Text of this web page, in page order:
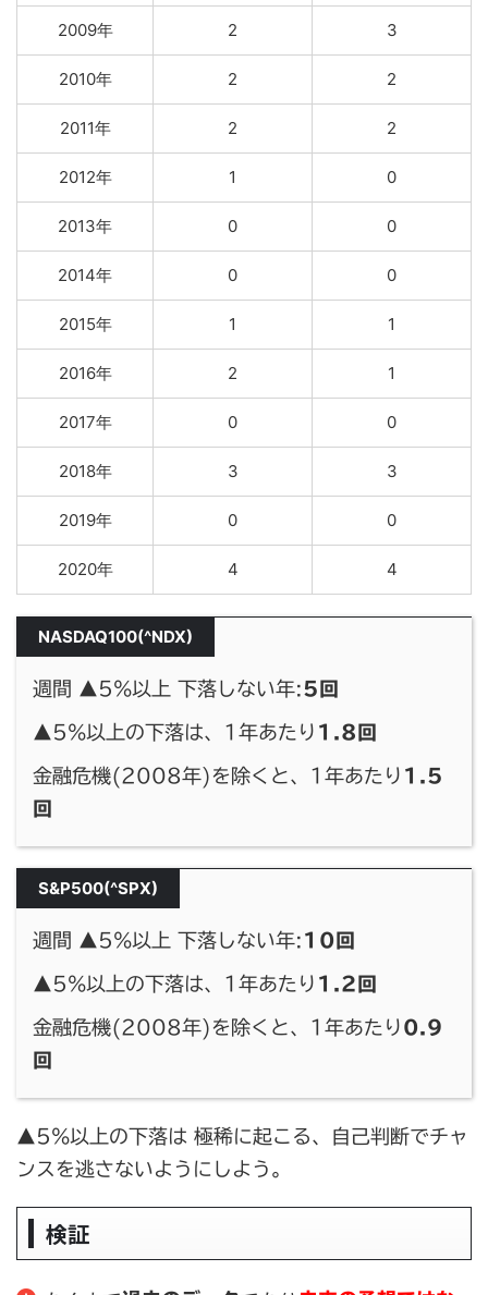
2009年 2 3
2010年 2 2
2011年 2 2
2012年 1 0
2013年 0 0
2014年 0 0
2015年 1 1
2016年 2 1
2017年 0 0
2018年 3 3
2019年 0 0
2020年 4 4
NASDAQ100(^NDX)
週間 ▲5%以上 下落しない年: 5回
▲5%以上の下落は、1年あたり 1.8回
金融危機(2008年)を除くと、1年あたり 1.5
回
S&P500(^SPX)
週間 ▲5%以上 下落しない年: 10回
▲5%以上の下落は、1年あたり 1.2回
金融危機(2008年)を除くと、1年あたり 0.9
回
▲5%以上の下落は 極稀に起こる、自己判断でチャ
ンスを逃さないようにしよう。
検証